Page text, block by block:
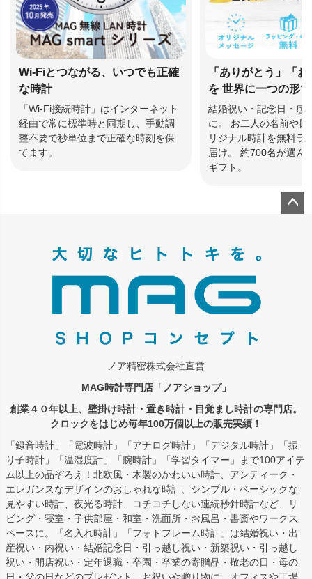
Wi-Fiとつながる、いつでも正確
な時計
「Wi-Fi接続時計」はインターネット
経由で常に標準時と同期し、手動調
整不要で秒単位まで正確な時刻を保
てます。
「ありがとう」「
を 世界に一つの形
結婚祝い・記念日・感
に。 お二人の名前や日
リジナル時計を無料ラ
届け。 約700名が選ん
ギフト。
ノア精密株式会社直営
MAG時計専門店「ノアショップ」
創業４０年以上、壁掛け時計・置き時計・目覚まし時計の専門店。
クロックをはじめ毎年100万個以上の販売実績！
「録音時計」「電波時計」「アナログ時計」「デジタル時計」「振
り子時計」「温湿度計」「腕時計」「学習タイマー」まで100アイテ
ム以上の品ぞろえ！北欧風・木製のかわいい時計、アンティーク・
エレガンスなデザインのおしゃれな時計、シンプル・ベーシックな
見やすい時計、夜光る時計、コチコチしない連続秒針時計など、リ
ビング・寝室・子供部屋・和室・洗面所・お風呂・書斎やワークス
ペースに。「名入れ時計」「フォトフレーム時計」は結婚祝い・出
産祝い・内祝い・結婚記念日・引っ越し祝い・新築祝い・引っ越し
祝い・開店祝い・定年退職・卒園・卒業の寄贈品・敬老の日・母の